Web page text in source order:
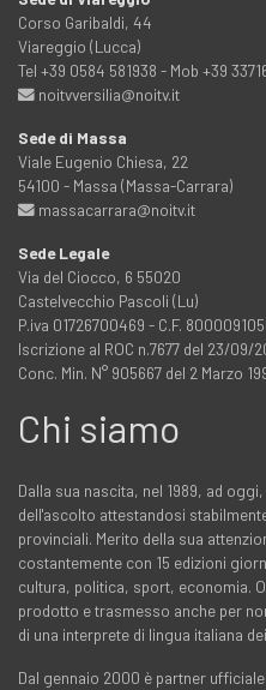
Corso Garibaldi, 44
Viareggio (Lucca)
Tel +39 0584 581938 - Mob +39
noitvversilia@noitv.it
Sede di Massa
Viale Eugenio Chiesa, 22
54100 - Massa (Massa-Carrara)
massacarrara@noitv.it
Sede Legale
Via del Ciocco, 6 55020
Castelvecchio Pascoli (Lu)
P.iva 01726700469 - C.F.
Iscrizione al ROC n.7677 del 23/09/
Conc. Min. N° 905667 del 2 Marzo
Chi siamo
Dalla sua nascita, nel 1989, ad
dell'ascolto attestandosi
provinciali. Merito della sua
costantemente con 15 edizioni
cultura, politica, sport, economia.
prodotto e trasmesso anche per
di una interprete di lingua italiana
Dal gennaio 2000 è partner